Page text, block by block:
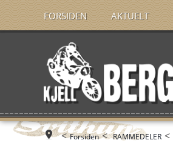
FORSIDEN AKTUELT
< Forsiden < RAMMEDELER <